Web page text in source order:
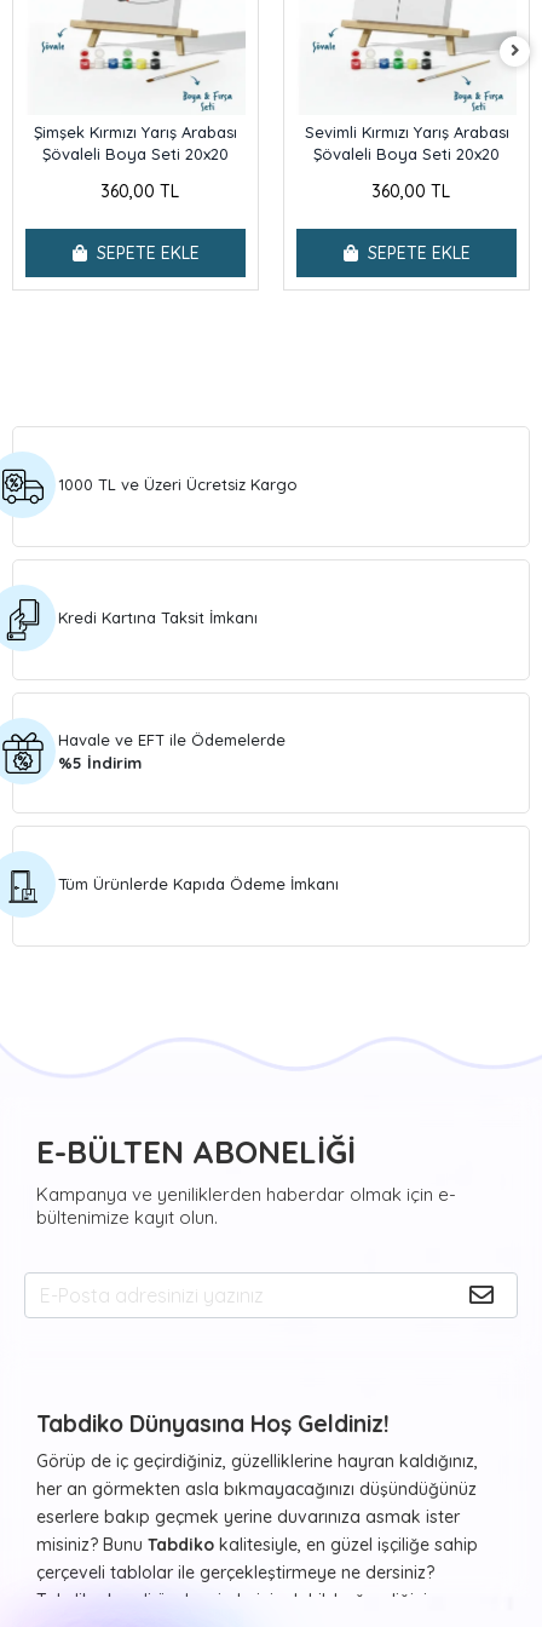
Şimşek Kırmızı Yarış Arabası
Şövaleli Boya Seti 20x20
360,00 TL
SEPETE EKLE
Sevimli Kırmızı Yarış Arabası
Şövaleli Boya Seti 20x20
360,00 TL
SEPETE EKLE
1000 TL ve Üzeri Ücretsiz Kargo
Kredi Kartına Taksit İmkanı
Havale ve EFT ile Ödemelerde
%5 İndirim
Tüm Ürünlerde Kapıda Ödeme İmkanı
E-BÜLTEN ABONELİĞİ
Kampanya ve yeniliklerden haberdar olmak için e-
bültenimize kayıt olun.
Tabdiko Dünyasına Hoş Geldiniz!
Görüp de iç geçirdiğiniz, güzelliklerine hayran kaldığınız,
her an görmekten asla bıkmayacağınızı düşündüğünüz
eserlere bakıp geçmek yerine duvarınıza asmak ister
misiniz? Bunu Tabdiko kalitesiyle, en güzel işçiliğe sahip
çerçeveli tablolar ile gerçekleştirmeye ne dersiniz?
Tabdiko kendi özel resimleriniz dahil, beğendiğiniz ve